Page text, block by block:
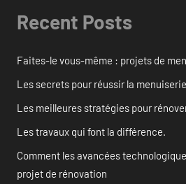
Recent Posts
Faites-le vous-même : projets de
Les secrets pour réussir la
Les meilleures stratégies pour
Les travaux qui font la différence.
Comment les avancées
projet de rénovation